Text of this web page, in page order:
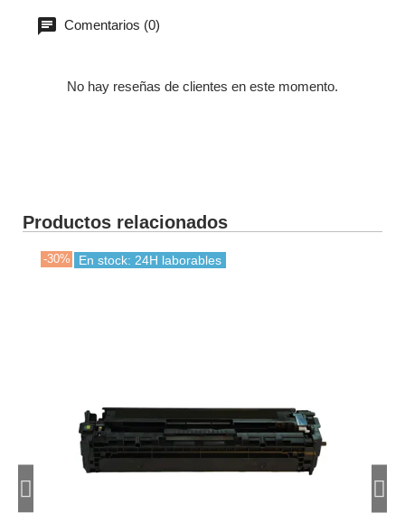
Comentarios (0)
No hay reseñas de clientes en este momento.
Productos relacionados
-30% En stock: 24H laborables